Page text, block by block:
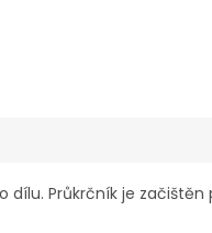
Průkrčník je začištěn